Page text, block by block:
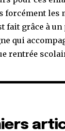
forcément les
fait grâce à
qui
rentrée